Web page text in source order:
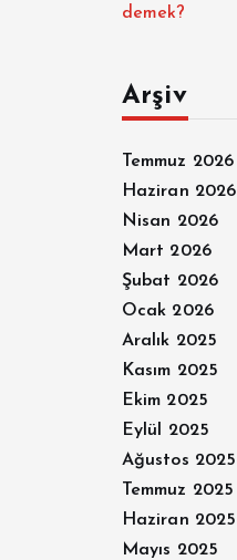
demek?
Arşiv
Temmuz 2026
Haziran 2026
Nisan 2026
Mart 2026
Şubat 2026
Ocak 2026
Aralık 2025
Kasım 2025
Ekim 2025
Eylül 2025
Ağustos 2025
Temmuz 2025
Haziran 2025
Mayıs 2025